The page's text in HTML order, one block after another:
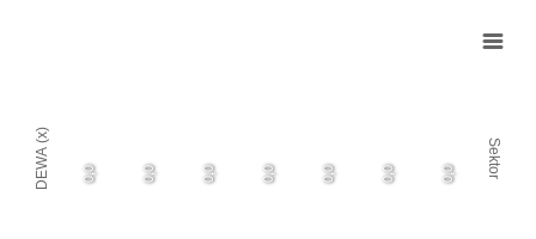
DEWA (x) Sektor
0,0 0,0 0,0 0,0 0,0 0,0 0,0